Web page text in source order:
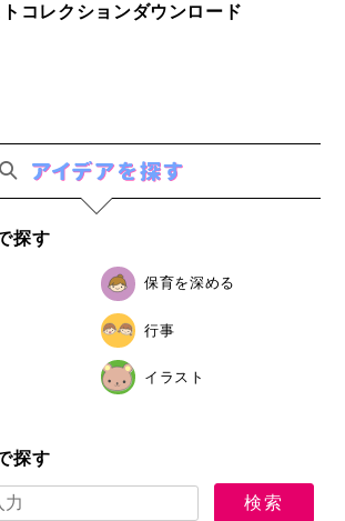
コレクションダウンロード
探す
保育を深める
行事
イラスト
探す